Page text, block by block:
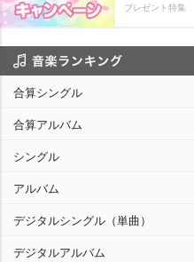
プレゼント特集
合算シングル
合算アルバム
シングル
アルバム
デジタルシングル（単曲）
デジタルアルバム